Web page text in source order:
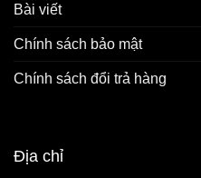
Bài viết
Chính sách bảo mật
Chính sách đổi trả hàng
Địa chỉ